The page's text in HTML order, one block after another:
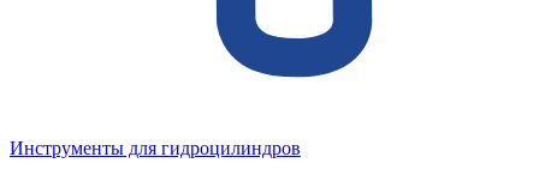
Инструменты для гидроцилиндров